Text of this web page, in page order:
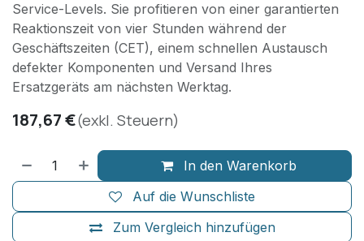
Service-Levels. Sie profitieren von einer garantierten
Reaktionszeit von vier Stunden während der
Geschäftszeiten (CET), einem schnellen Austausch
defekter Komponenten und Versand Ihres
Ersatzgeräts am nächsten Werktag.
187,67€(exkl. Steuern)
In den Warenkorb
Zum Vergleich hinzufügen
Auf die Wunschliste